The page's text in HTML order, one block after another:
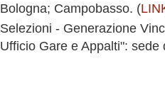
Bologna; Campobasso. (
Selezioni - Generazione
Ufficio Gare e Appalti": sede